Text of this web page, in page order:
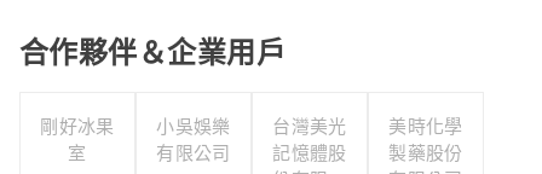
合作夥伴＆企業用戶
剛好冰果
室
小吳娛樂
有限公司
台灣美光
記憶體股
美時化學
製藥股份